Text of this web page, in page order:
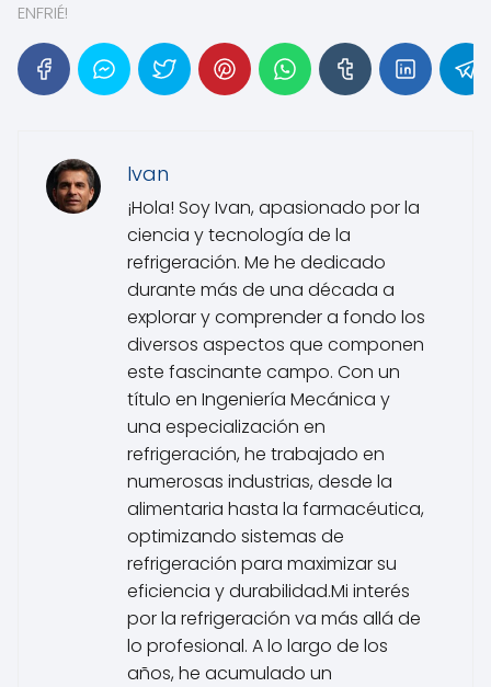
ENFRIÉ!
Ivan
¡Hola! Soy Ivan, apasionado por la
ciencia y tecnología de la
refrigeración. Me he dedicado
durante más de una década a
explorar y comprender a fondo los
diversos aspectos que componen
este fascinante campo. Con un
título en Ingeniería Mecánica y
una especialización en
refrigeración, he trabajado en
numerosas industrias, desde la
alimentaria hasta la farmacéutica,
optimizando sistemas de
refrigeración para maximizar su
eficiencia y durabilidad.Mi interés
por la refrigeración va más allá de
lo profesional. A lo largo de los
años, he acumulado un